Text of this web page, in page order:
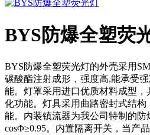
BYS防爆全塑荧
BYS防爆全塑荧光灯的外壳采用
碳酸酯注射成形，强度高,能承受
能。灯罩采用进口优质材料成型
化功能。灯具采用曲路密封式结
能。内装镇流器为我公司特制的防
cosΦ≥0.95。内置隔离开关，当产